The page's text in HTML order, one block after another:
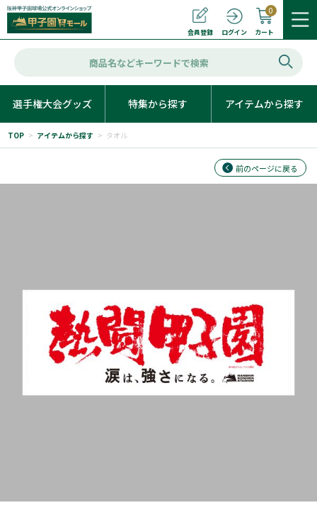
会員登録 ログイン カート
0
選手権大会グッズ 特集から探す アイテムから探す
TOP > アイテムから探す > タオル
前のページに戻る